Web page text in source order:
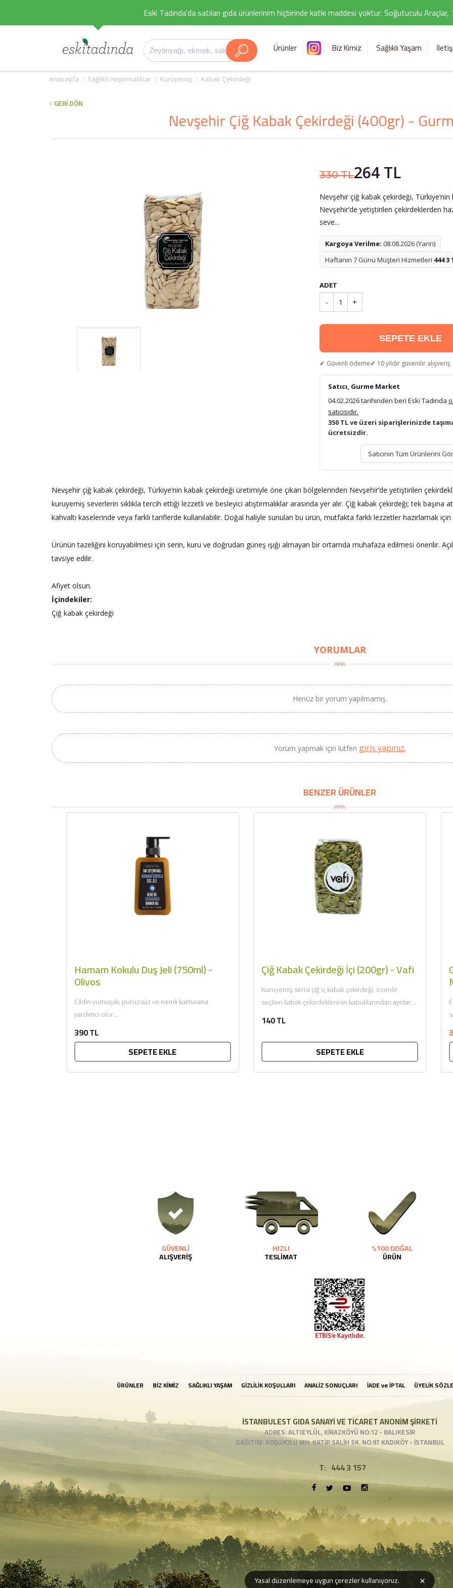
Eski Tadında'da satılan gıda ürünlerinim hiçbirinde katkı maddesi yoktur. Soğutuculu
Ürünler Biz Kimiz Sağlıklı Yaşam
Anasayfa Sağlıklı Atıştırmalıklar Kuruyemiş Kabak Çekirdeği
GERİ DÖN
Nevşehir Çiğ Kabak Çekirdeği (400gr) -
330 TL264 TL
Nevşehir çiğ kabak çekirdeği,
Nevşehir’de yetiştirilen çekirdeklerden
seve...
Kargoya Verilme: 08.08.2026 (Yarın)
Haftanın 7 Günü Müşteri Hizmetleri 444 3
ADET
- 1 +
SEPETE EKLE
Güvenli ödeme 10 yıldır güvenilir alışveriş
Satıcı, Gurme Market
04.02.2026 tarihinden beri Eski Tadında
satıcısıdır.
350 TL ve üzeri siparişlerinizde
ücretsizdir.
Satıcının Tüm Ürünlerini Gör
Nevşehir çiğ kabak çekirdeği, Türkiye’nin kabak çekirdeği üretimiyle öne çıkan bölgelerinden Nevşehir’de yetiştirilen
kuruyemiş severlerin sıklıkla tercih ettiği lezzetli ve besleyici atıştırmalıklar arasında yer alır. Çiğ kabak çekirdeği; tek başına
kahvaltı kaselerinde veya farklı tariflerde kullanılabilir. Doğal haliyle sunulan bu ürün, mutfakta farklı lezzetler hazırlamak
Ürünün tazeliğini koruyabilmesi için serin, kuru ve doğrudan güneş ışığı almayan bir ortamda muhafaza edilmesi önerilir.
tavsiye edilir.
Afiyet olsun.
İçindekiler:
Çiğ kabak çekirdeği
YORUMLAR
Henüz bir yorum yapılmamış.
Yorum yapmak için lütfen giriş yapınız.
BENZER ÜRÜNLER
Hamam Kokulu Duş Jeli (750ml) -
Olivos
Cildin yumuşak, pürüzsüz ve nemli kalmasına
yardımcı olur....
390 TL
SEPETE EKLE
Çiğ Kabak Çekirdeği İçi (200gr) - Vafi
Kuruyemiş serisi çiğ iç kabak çekirdeği, özenle
seçilen kabak çekirdeklerinin kabuklarından ayrılarak
140 TL
SEPETE EKLE
GÜVENLİ
ALIŞVERİŞ
HIZLI
TESLİMAT
%100 DOĞAL
ÜRÜN
ÜRÜNLER BİZ KİMİZ SAĞLIKLI YAŞAM GİZLİLİK KOŞULLARI ANALİZ SONUÇLARI İADE ve İPTAL ÜYELİK
İSTANBULEST GIDA SANAYİ VE TİCARET ANONİM ŞİRKETİ
ADRES: ALTIEYLÜL, KİRAZKÖYÜ NO:12 - BALIKESİR
DAĞITIM: KOŞUYOLU MH. KATİP SALİH SK. NO:97 KADIKÖY - İSTANBUL
T: 444 3 157
BU HAFTANIN PLANLI İNDİRİMİ
2690,00 TL
Kaan Olgun Hasat
(5lt, Soğuk Sıkım) - Bilgem
Zeytincilik
SEPETE EKLE
Yasal düzenlemeye uygun çerezler kullanıyoruz. ×